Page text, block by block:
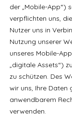
der „Mobile-App“)
verpflichten uns,
Nutzer uns in
Nutzung unserer
unseres Mobile-
„digitale Assets“)
zu schützen. Des
wir uns, Ihre Daten
anwendbarem
verwenden.